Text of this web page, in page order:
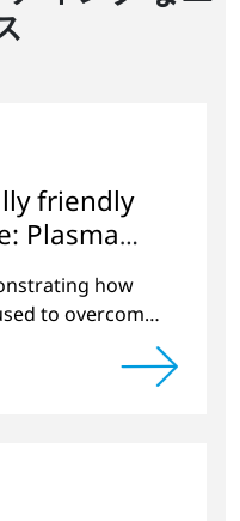
friendly
Plasma
and
how
to overcome
production at